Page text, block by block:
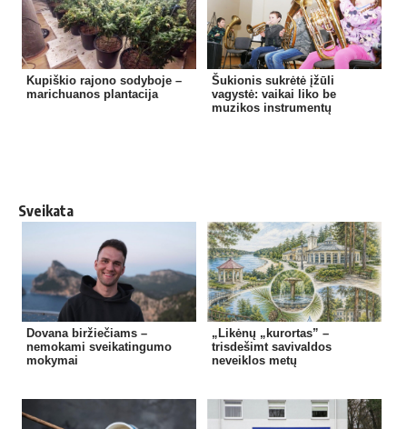
Kupiškio rajono sodyboje –
marichuanos plantacija
Šukionis sukrėtė įžūli
vagystė: vaikai liko be
muzikos instrumentų
Sveikata
Dovana biržiečiams –
nemokami sveikatingumo
mokymai
„Likėnų „kurortas” –
trisdešimt savivaldos
neveiklos metų